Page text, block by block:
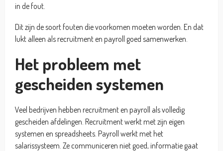
in de fout.
Dit zijn de soort fouten die voorkomen moeten worden. En dat
lukt alleen als recruitment en payroll goed samenwerken.
Het probleem met
gescheiden systemen
Veel bedrijven hebben recruitment en payroll als volledig
gescheiden afdelingen. Recruitment werkt met zijn eigen
systemen en spreadsheets. Payroll werkt met het
salarissysteem. Ze communiceren niet goed, informatie gaat